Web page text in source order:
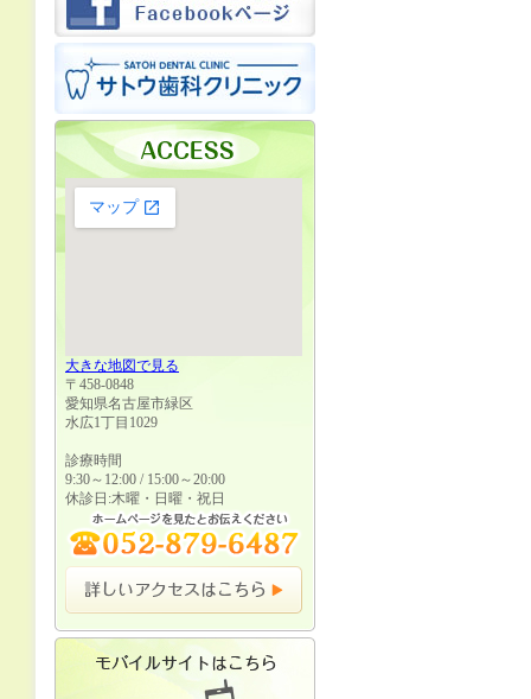
大きな地図で見る
〒458-0848
愛知県名古屋市緑区
水広1丁目1029
診療時間
9:30～12:00 / 15:00～20:00
休診日:木曜・日曜・祝日